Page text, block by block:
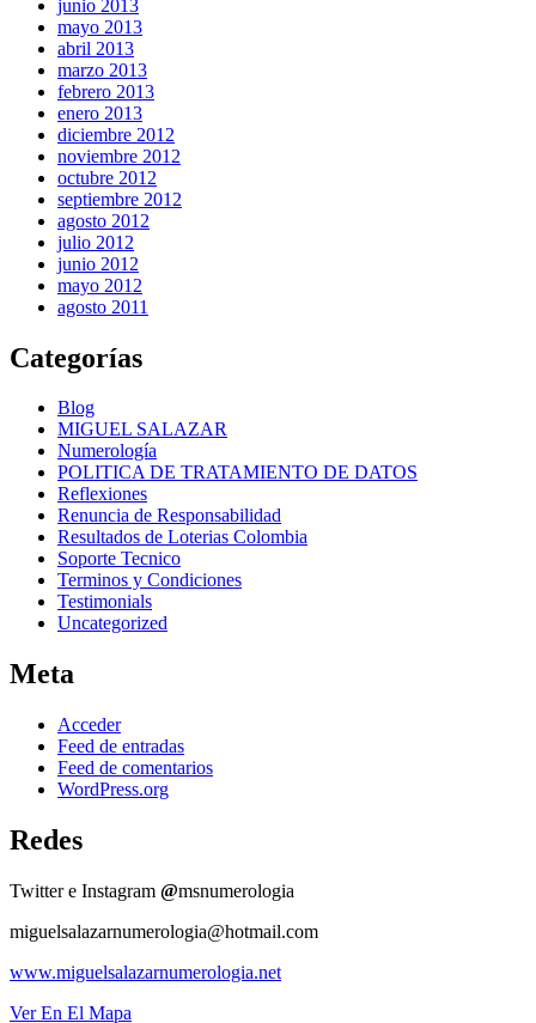
junio 2013
mayo 2013
abril 2013
marzo 2013
febrero 2013
enero 2013
diciembre 2012
noviembre 2012
octubre 2012
septiembre 2012
agosto 2012
julio 2012
junio 2012
mayo 2012
agosto 2011
Categorías
Blog
MIGUEL SALAZAR
Numerología
POLITICA DE TRATAMIENTO DE DATOS
Reflexiones
Renuncia de Responsabilidad
Resultados de Loterias Colombia
Soporte Tecnico
Terminos y Condiciones
Testimonials
Uncategorized
Meta
Acceder
Feed de entradas
Feed de comentarios
WordPress.org
Redes
Twitter e Instagram @msnumerologia
miguelsalazarnumerologia@hotmail.com
www.miguelsalazarnumerologia.net
Ver En El Mapa